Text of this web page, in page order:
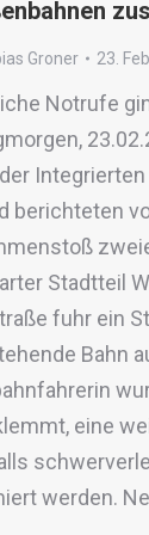
Groner 23.
Notrufe
berichteten
Stadtteil
fuhr ein
Bahn
eine
werden.